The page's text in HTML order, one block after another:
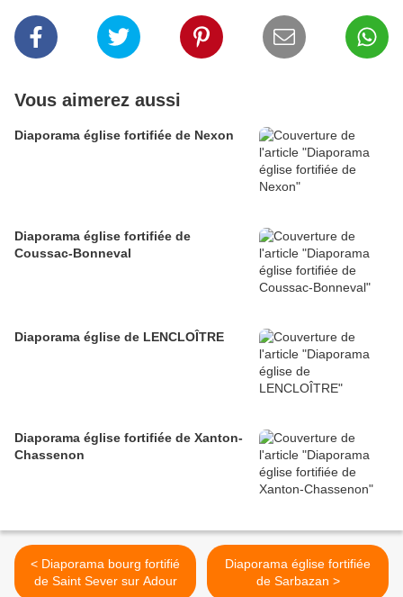
Vous aimerez aussi
Diaporama église fortifiée de Nexon
Diaporama église fortifiée de
Coussac-Bonneval
Diaporama église de LENCLOÎTRE
Diaporama église fortifiée de Xanton-
Chassenon
< Diaporama bourg fortifié
de Saint Sever sur Adour
Diaporama église fortifiée
de Sarbazan >